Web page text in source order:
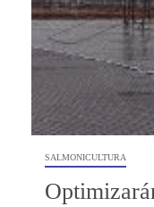
SALMONICULTURA